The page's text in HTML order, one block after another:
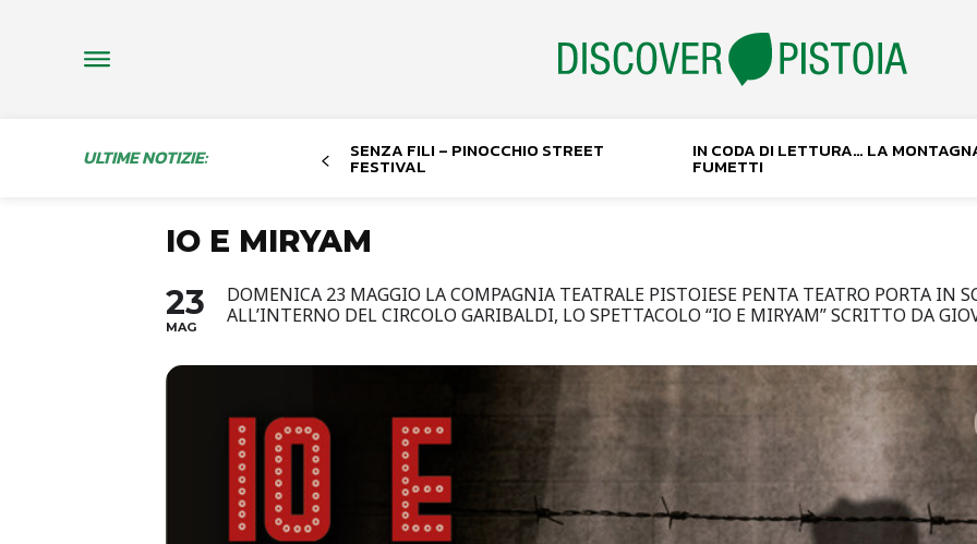
ULTIME NOTIZIE: SENZA FILI – PINOCCHIO STREET
FESTIVAL
IN CODA DI LETTURA… LA
FUMETTI
IO E MIRYAM
23
MAG
DOMENICA 23 MAGGIO LA COMPAGNIA TEATRALE PISTOIESE PENTA TEATRO PORTA IN
ALL’INTERNO DEL CIRCOLO GARIBALDI, LO SPETTACOLO “IO E MIRYAM” SCRITTO DA